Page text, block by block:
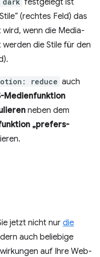
festgelegt ist
(rechtes Feld) das
wenn die Media-
die Stile für den
reduce auch
Medienfunktion
neben dem
„prefers-
jetzt nicht nur die
auch beliebige
auf Ihre Web-